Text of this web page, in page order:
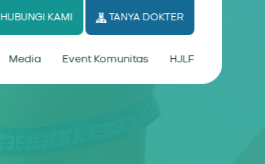
HUBUNGI KAMI TANYA DOKTER
Media Event Komunitas HJLF